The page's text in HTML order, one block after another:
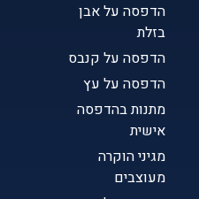
הדפסה על אבן
בזלת
הדפסה על קנבס
הדפסה על עץ
מתנות בהדפסה
אישית
מגיני הוקרה
מעוצבים